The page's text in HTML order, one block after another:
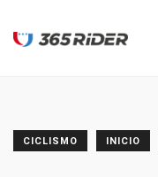
CICLISMO INICIO